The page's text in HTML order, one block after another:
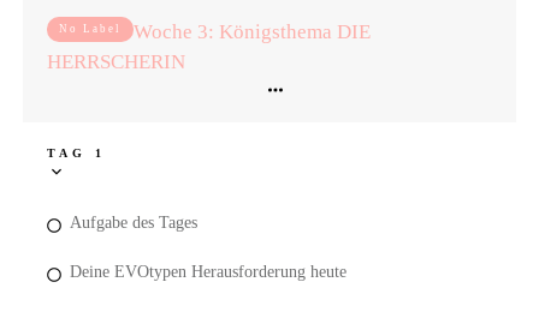
No Label
Woche 3: Königsthema DIE
HERRSCHERIN
TAG 1
Aufgabe des Tages
Deine EVOtypen Herausforderung heute